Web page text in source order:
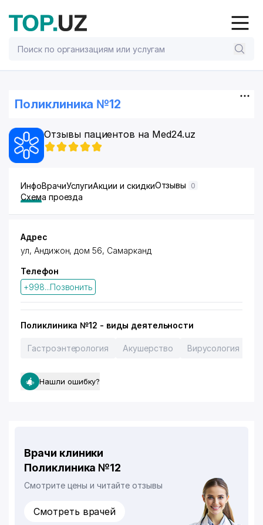
Поликлиника №12
Отзывы пациентов на Med24.uz
ИнфоВрачиУслугиАкции и скидкиОтзывы 0
Схема проезда
Адрес
ул, Андижон, дом 56, Самарканд
Телефон
+998...Позвонить
Поликлиника №12 - виды деятельности
Гастроэнтерология Акушерство Вирусология
Нашли ошибку?
Врачи клиники
Поликлиника №12
Смотрите цены и читайте отзывы
Смотреть врачей